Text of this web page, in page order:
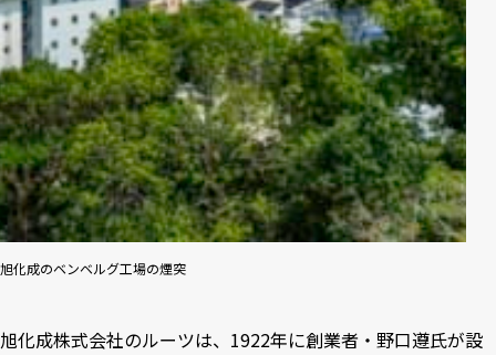
旭化成のベンベルグ工場の煙突
旭化成株式会社のルーツは、1922年に創業者・野口遵氏が設